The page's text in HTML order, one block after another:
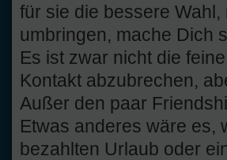
für sie die bessere
umbringen, mache Dich
Es ist zwar nicht die
Kontakt abzubrechen,
Außer den paar
Etwas anderes wäre es,
bezahlten Urlaub oder